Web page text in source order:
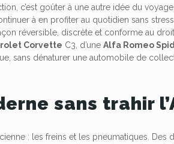
c’est goûter à une autre idée du
à en profiter au quotidien sans
réversible, discrète et conforme au droit
Corvette C3, d’uneAlfa Romeo
sans dénaturer une automobile de
sans trahir
: les freins et les pneumatiques.